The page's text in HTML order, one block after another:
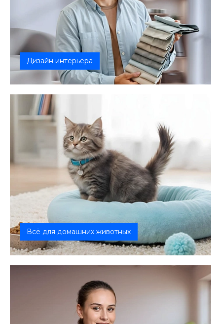
Дизайн интерьера
Мы создаем интерьеры, которые не просто
Всё для домашних животных
Мы предоставляем полный комплекс товаров и